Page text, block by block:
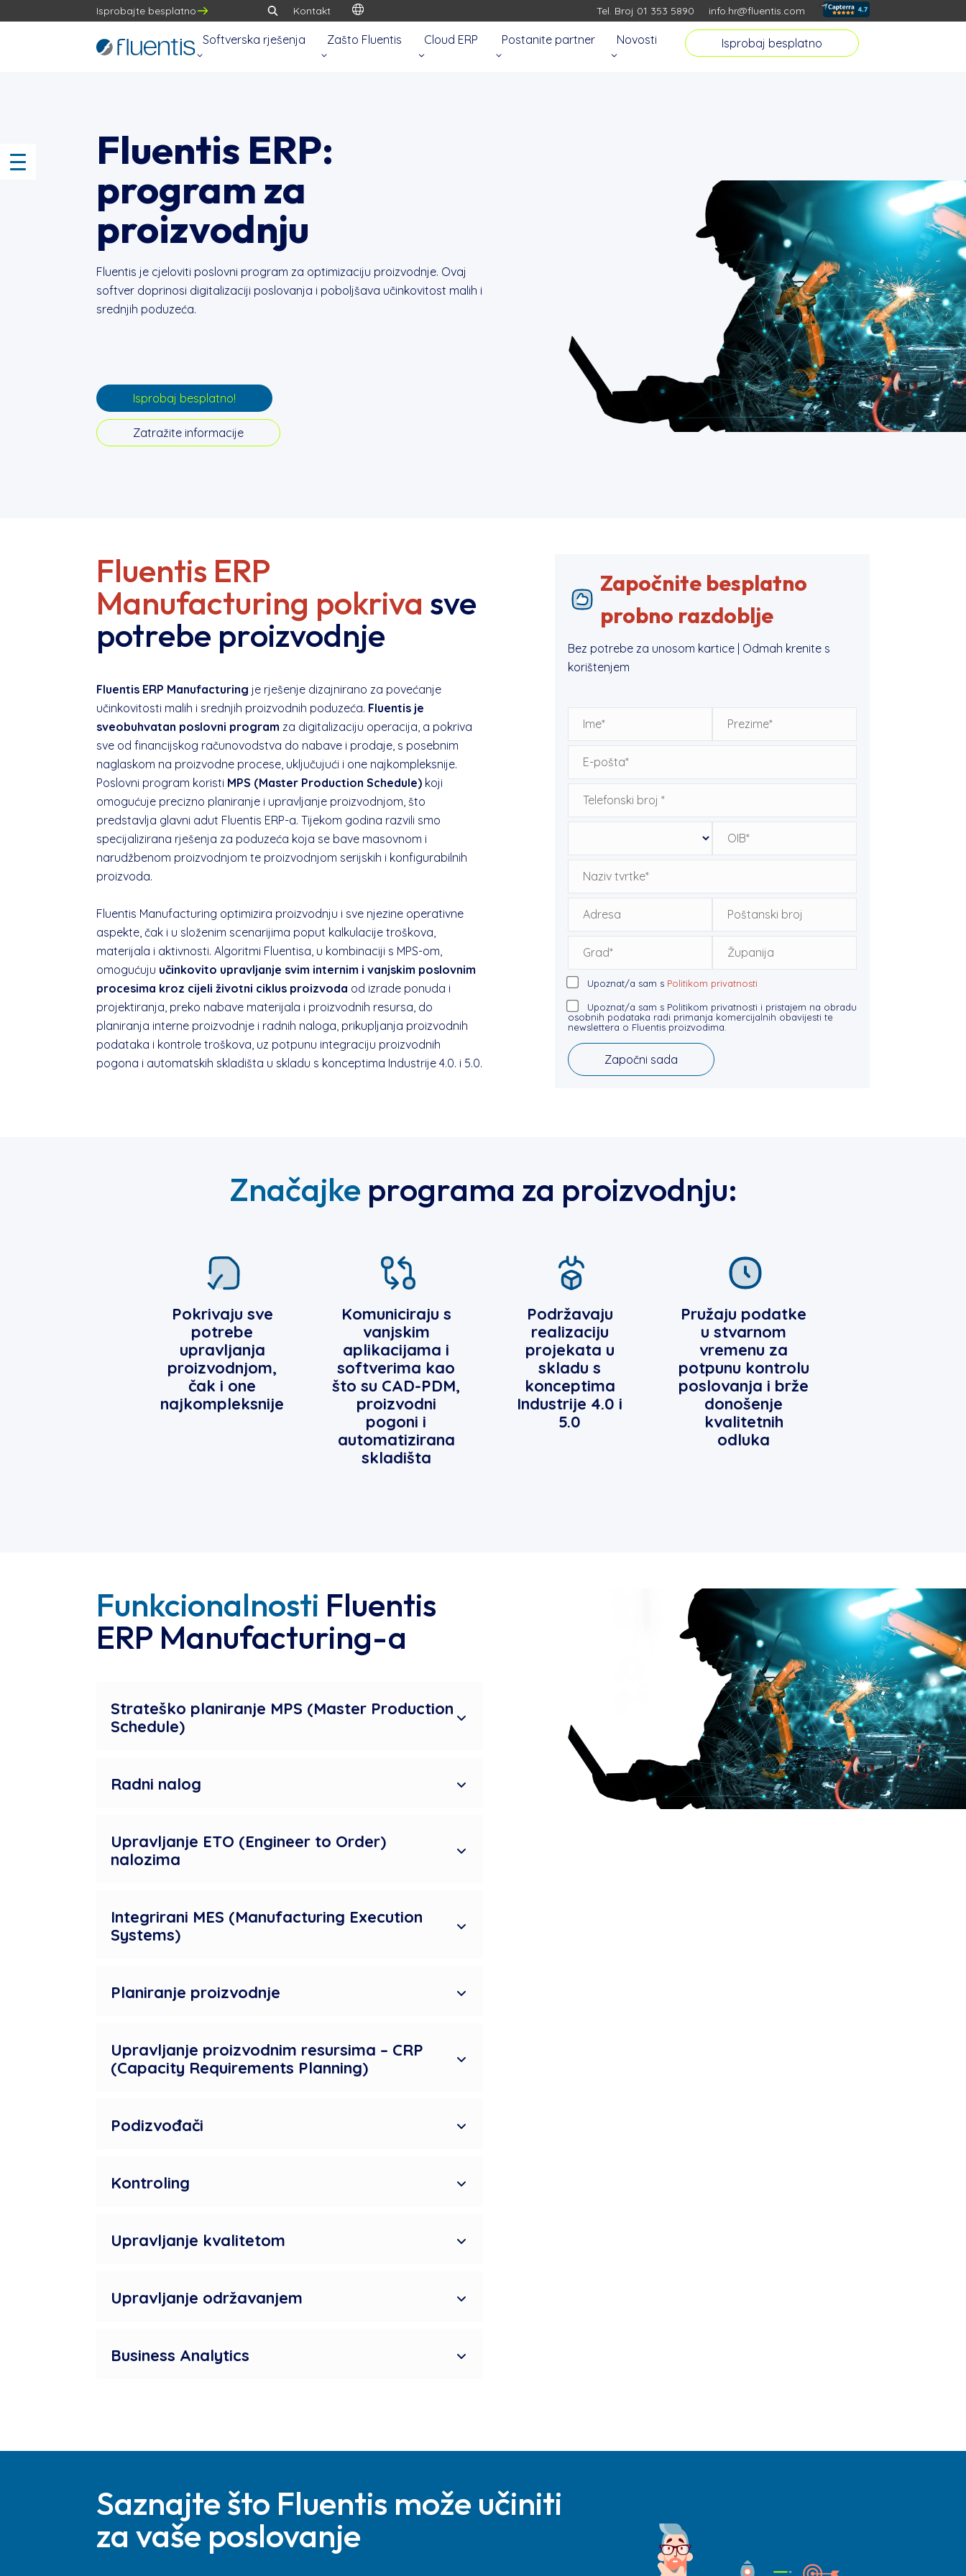
Isprobajte besplatno Kontakt Tel. Broj 01 353 5890 info.hr@fluentis.com
Softverska rješenja Zašto Fluentis Cloud ERP Postanite partner Novosti Isprobaj besplatno
Fluentis ERP:
program za
proizvodnju
Fluentis je cjeloviti poslovni program za optimizaciju proizvodnje. Ovaj
softver doprinosi digitalizaciji poslovanja i poboljšava učinkovitost malih i
srednjih poduzeća.
Isprobaj besplatno!
Zatražite informacije
Započnite besplatno
probno razdoblje
Bez potrebe za unosom kartice | Odmah krenite s
korištenjem
Upoznat/a sam s Politikom privatnosti
Upoznat/a sam s Politikom privatnosti i pristajem na obradu
osobnih podataka radi primanja komercijalnih obavijesti te
newslettera o Fluentis proizvodima.
Fluentis ERP
Manufacturing pokriva sve
potrebe proizvodnje
Fluentis ERP Manufacturing je rješenje dizajnirano za povećanje
učinkovitosti malih i srednjih proizvodnih poduzeća. Fluentis je
sveobuhvatan poslovni programza digitalizaciju operacija, a pokriva
sve od financijskog računovodstva do nabave i prodaje, s posebnim
naglaskom na proizvodne procese, uključujući i one najkompleksnije.
Poslovni program koristi MPS (Master Production Schedule) koji
omogućuje precizno planiranje i upravljanje proizvodnjom, što
predstavlja glavni adut Fluentis ERP-a. Tijekom godina razvili smo
specijalizirana rješenja za poduzeća koja se bave masovnom i
narudžbenom proizvodnjom te proizvodnjom serijskih i konfigurabilnih
proizvoda.
Fluentis Manufacturing optimizira proizvodnju i sve njezine operativne
aspekte, čak i u složenim scenarijima poput kalkulacije troškova,
materijala i aktivnosti. Algoritmi Fluentisa, u kombinaciji s MPS-om,
omogućuju učinkovito upravljanje svim internim i vanjskim poslovnim
procesima kroz cijeli životni ciklus proizvoda od izrade ponuda i
projektiranja, preko nabave materijala i proizvodnih resursa, do
planiranja interne proizvodnje i radnih naloga, prikupljanja proizvodnih
podataka i kontrole troškova, uz potpunu integraciju proizvodnih
pogona i automatskih skladišta u skladu s konceptima Industrije 4.0. i 5.0.
Značajke programa za proizvodnju:
Pokrivaju sve
potrebe
upravljanja
proizvodnjom,
čak i one
najkompleksnije
Komuniciraju s
vanjskim
aplikacijama i
softverima kao
što su CAD-PDM,
proizvodni
pogoni i
automatizirana
skladišta
Podržavaju
realizaciju
projekata u
skladu s
konceptima
Industrije 4.0 i
5.0
Pružaju podatke
u stvarnom
vremenu za
potpunu kontrolu
poslovanja i brže
donošenje
kvalitetnih
odluka
Funkcionalnosti Fluentis
ERP Manufacturing-a
Strateško planiranje MPS (Master Production
Schedule)
Radni nalog
Upravljanje ETO (Engineer to Order)
nalozima
Integrirani MES (Manufacturing Execution
Systems)
Planiranje proizvodnje
Upravljanje proizvodnim resursima – CRP
(Capacity Requirements Planning)
Podizvođači
Kontroling
Upravljanje kvalitetom
Upravljanje održavanjem
Business Analytics
Saznajte što Fluentis može učiniti
za vaše poslovanje